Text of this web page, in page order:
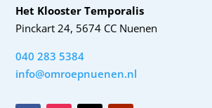
Het Klooster Temporalis
Pinckart 24, 5674 CC Nuenen
040 283 5384
info@omroepnuenen.nl